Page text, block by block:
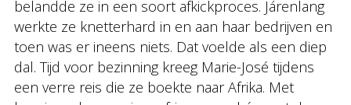
belandde ze in een soort afkickproces. Járenlang
werkte ze knetterhard in en aan haar bedrijven en
toen was er ineens niets. Dat voelde als een diep
dal. Tijd voor bezinning kreeg Marie-José tijdens
een verre reis die ze boekte naar Afrika. Met